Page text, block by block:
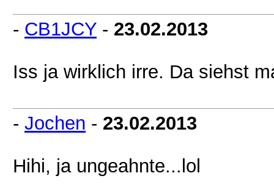
- CB1JCY - 23.02.2013
Iss ja wirklich irre. Da siehst
- Jochen - 23.02.2013
Hihi, ja ungeahnte...lol